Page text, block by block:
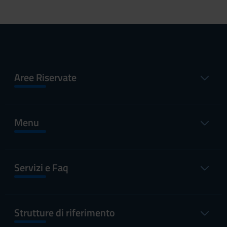
Aree Riservate
Menu
Servizi e Faq
Strutture di riferimento